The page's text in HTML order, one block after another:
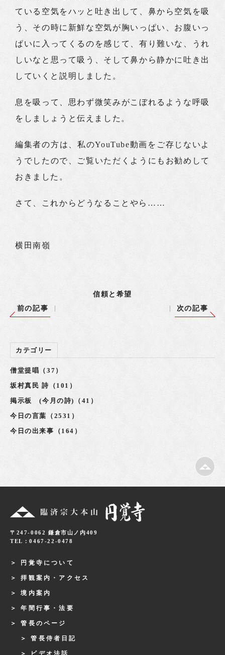
ている空気をハッと吐き出して、鼻から空気を吸
う、その時に新鮮な空気が胸いっぱい、お腹いっ
ぱいに入ってくるのを感じて、有り難いな、うれ
しいなと思って吸う、そして鼻から静かに吐き出
していくと説明しました。
息を吸って、思わず微笑みがこぼれるような呼吸
をしましょうと伝えました。
編集者の方は、私のYouTube動画をご存じないよ
うでしたので、ご覧いただくようにもお勧めして
おきました。
さて、これからどうなることやら……
横田南嶺
信頼と希望
前の記事
次の記事
カテゴリー
僧堂提唱（37）
坂村真民 詩（101）
掲示板 (今月の詩)（41）
今日の言葉（2531）
今日の出来事（164）
〒247-0062 鎌倉市山ノ内409
TEL：0467-22-0478
円覚寺について
拝観案内・アクセス
境内案内
年間行事・法要
管長のページ
管長侍者日記
ビデオ法話